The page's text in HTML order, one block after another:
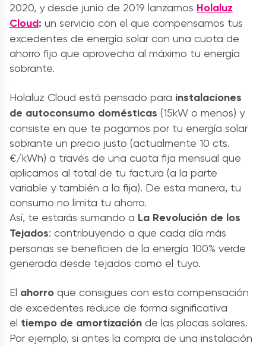
2020, y desde junio de 2019 lanzamos Holaluz
Cloud: un servicio con el que compensamos tus
excedentes de energía solar con una cuota de
ahorro fijo que aprovecha al máximo tu energía
sobrante.
Holaluz Cloud está pensado para instalaciones
de autoconsumo domésticas (15kW o menos) y
consiste en que te pagamos por tu energía solar
sobrante un precio justo (actualmente 10 cts.
€/kWh) a través de una cuota fija mensual que
aplicamos al total de tu factura (a la parte
variable y también a la fija). De esta manera, tu
consumo no limita tu ahorro.
Así, te estarás sumando a La Revolución de los
Tejados: contribuyendo a que cada día más
personas se beneficien de la energía 100% verde
generada desde tejados como el tuyo.
El ahorro que consigues con esta compensación
de excedentes reduce de forma significativa
el tiempo de amortización de las placas solares.
Por ejemplo, si antes la compra de una instalación